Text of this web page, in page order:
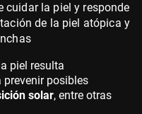
cuidar la piel y responde
de la piel atópica y
piel resulta
posibles
solar, entre otras